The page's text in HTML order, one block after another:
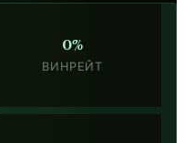
0%
ВИНРЕЙТ